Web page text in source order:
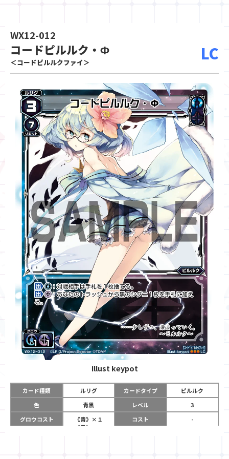
WX12-012
コードピルルク・Φ
＜コードピルルクファイ＞ LC
Illustkeypot
カード種類 ルリグ カードタイプ
ピルルク
色
青黒 レベル
3
グロウコスト
《青》×１
《黒》×１
コスト -